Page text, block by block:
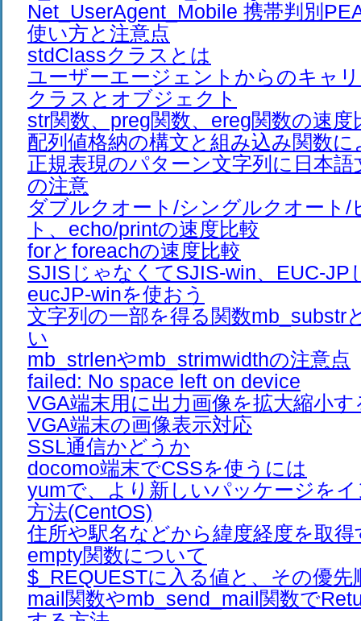
Net_UserAgent_Mobile 携帯判別
使い方と注意点
stdClassクラスとは
ユーザーエージェントからのキャ
クラスとオブジェクト
str関数、preg関数、ereg関数の速度
配列値格納の構文と組み込み関数に
正規表現のパターン文字列に日本
の注意
ダブルクオート/シングルクオート/
ト、echo/printの速度比較
forとforeachの速度比較
SJISじゃなくてSJIS-win、EUC-JP
eucJP-winを使おう
文字列の一部を得る関数mb_substr
い
mb_strlenやmb_strimwidthの注意点
failed: No space left on device
VGA端末用に出力画像を拡大縮小す
VGA端末の画像表示対応
SSL通信かどうか
docomo端末でCSSを使うには
yumで、より新しいパッケージを
方法(CentOS)
住所や駅名などから緯度経度を取得
empty関数について
$_REQUESTに入る値と、その優先
mail関数やmb_send_mail関数で